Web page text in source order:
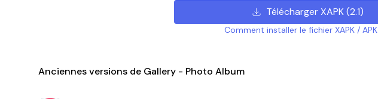
Télécharger XAPK(2.1)
Comment installer le fichier XAPK / APK
Anciennes versions de Gallery - Photo Album